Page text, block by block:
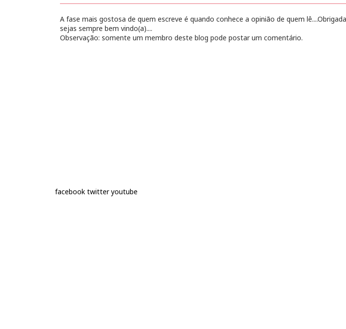
A fase mais gostosa de quem escreve é quando conhece a opinião de quem
sejas sempre bem vindo(a)....
Observação: somente um membro deste blog pode postar um comentário.
facebook twitter youtube